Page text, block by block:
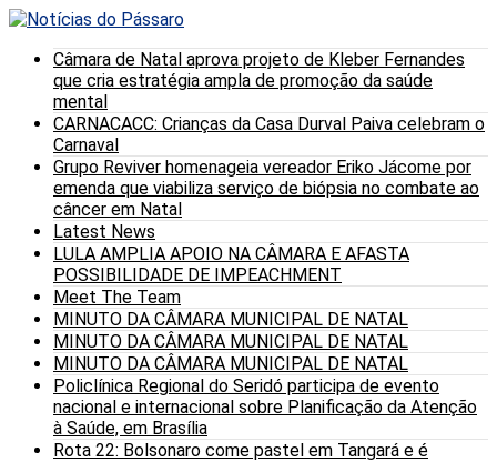
Câmara de Natal aprova projeto de Kleber Fernandes
que cria estratégia ampla de promoção da saúde
mental
CARNACACC: Crianças da Casa Durval Paiva celebram o
Carnaval
Grupo Reviver homenageia vereador Eriko Jácome por
emenda que viabiliza serviço de biópsia no combate ao
câncer em Natal
Latest News
LULA AMPLIA APOIO NA CÂMARA E AFASTA
POSSIBILIDADE DE IMPEACHMENT
Meet The Team
MINUTO DA CÂMARA MUNICIPAL DE NATAL
MINUTO DA CÂMARA MUNICIPAL DE NATAL
MINUTO DA CÂMARA MUNICIPAL DE NATAL
Policlínica Regional do Seridó participa de evento
nacional e internacional sobre Planificação da Atenção
à Saúde, em Brasília
Rota 22: Bolsonaro come pastel em Tangará e é